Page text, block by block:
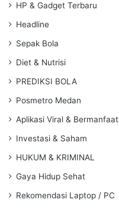
HP & Gadget Terbaru
Headline
Sepak Bola
Diet & Nutrisi
PREDIKSI BOLA
Posmetro Medan
Aplikasi Viral & Bermanfaat
Investasi & Saham
HUKUM & KRIMINAL
Gaya Hidup Sehat
Rekomendasi Laptop / PC